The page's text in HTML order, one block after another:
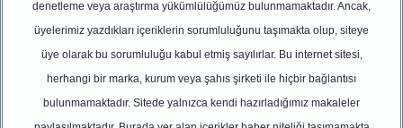
denetleme veya araştırma yükümlülüğümüz bulunmamaktadır. Ancak,
üyelerimiz yazdıkları içeriklerin sorumluluğunu taşımakta olup, siteye
üye olarak bu sorumluluğu kabul etmiş sayılırlar. Bu internet sitesi,
herhangi bir marka, kurum veya şahıs şirketi ile hiçbir bağlantısı
bulunmamaktadır. Sitede yalnızca kendi hazırladığımız makaleler